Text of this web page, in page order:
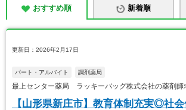
おすすめ順 新着順
更新日：2026年2月17日
パート・アルバイト 調剤薬局
最上センター薬局 ラッキーバッグ株式会社の薬剤師
【山形県新庄市】教育体制充実◎社